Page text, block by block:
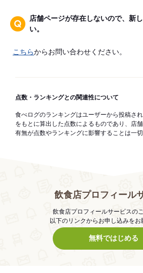
店舗ページが存在しないので、新
い。
こちらからお問い合わせください。
点数・ランキングとの関連性について
食べログのランキングはユーザーから投稿さ
をもとに算出した点数によるものであり、店
有無が点数やランキングに影響することは一切
飲食店プロフィール
飲食店プロフィールサービスの
以下のリンクからお申し込みをお
無料ではじめる